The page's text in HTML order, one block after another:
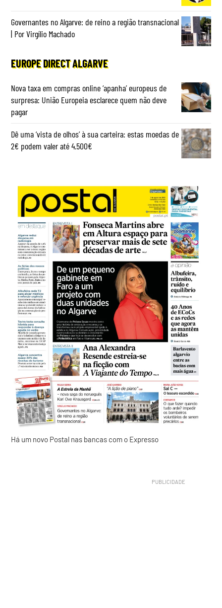
Governantes no Algarve: de reino a região transnacional
| Por Virgílio Machado
EUROPE DIRECT ALGARVE
Nova taxa em compras online ‘apanha’ europeus de
surpresa: União Europeia esclarece quem não deve
pagar
Dê uma ‘vista de olhos’ à sua carteira: estas moedas de
2€ podem valer até 4.500€
Há um novo Postal nas bancas com o Expresso